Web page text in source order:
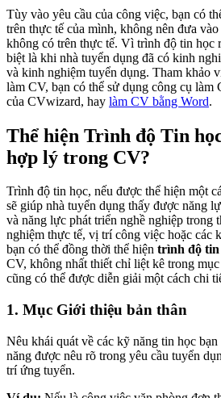
Tùy vào yêu cầu của công việc, bạn có
trên thực tế của mình, không nên đưa
không có trên thực tế. Vì trình độ tin học
biệt là khi nhà tuyển dụng đã có kinh
và kinh nghiệm tuyển dụng. Tham khảo
làm CV, bạn có thể sử dụng công cụ
của CVwizard, hay làm CV bằng Word.
Thể hiện Trình độ Tin
hợp lý trong CV?
Trình độ tin học, nếu được thể hiện một
sẽ giúp nhà tuyển dụng thấy được năng
và năng lực phát triển nghề nghiệp trong
nghiệm thực tế, vị trí công việc hoặc các
bạn có thể đồng thời thể hiện trình độ tin
CV, không nhất thiết chỉ liệt kê trong
cũng có thể được diễn giải một cách chi
1. Mục Giới thiệu bản thân
Nêu khái quát về các kỹ năng tin học
năng được nêu rõ trong yêu cầu tuyển
trí ứng tuyển.